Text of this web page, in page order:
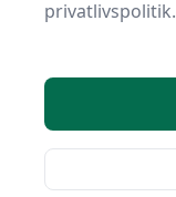
lager
Hvis du
give dit næste
sikkert allerede,
uundværlig.
privatlivspolitik.